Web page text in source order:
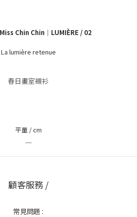
Chin Chin｜LUMIÈRE / 02
La lumière retenue
春日畫室襯衫
平量 / cm
顧客服務 /
常見問題 :